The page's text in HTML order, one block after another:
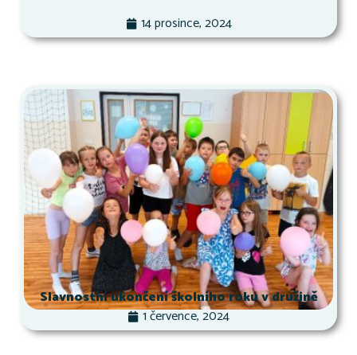
14 prosince, 2024
Slavnostní ukončení školního roku v družině
1 července, 2024